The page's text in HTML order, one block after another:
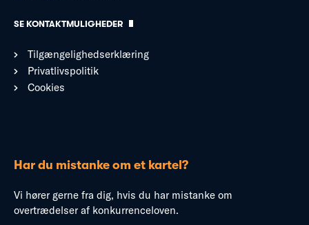
SE KONTAKTMULIGHEDER
Tilgængelighedserklæring
Privatlivspolitik
Cookies
Har du mistanke om et kartel?
Vi hører gerne fra dig, hvis du har mistanke om
overtrædelser af konkurrenceloven.